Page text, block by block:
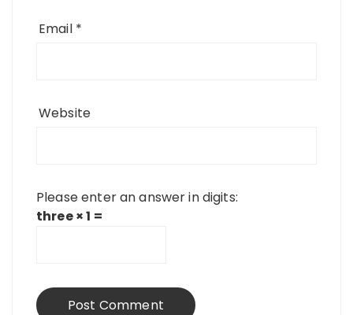
Email *
Website
Please enter an answer in digits:
three × 1 =